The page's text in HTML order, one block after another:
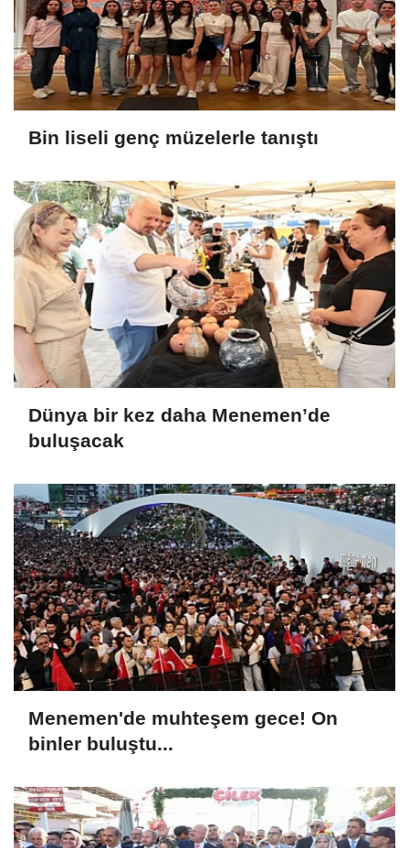
Bin liseli genç müzelerle tanıştı
Dünya bir kez daha Menemen’de
buluşacak
Menemen'de muhteşem gece! On
binler buluştu...